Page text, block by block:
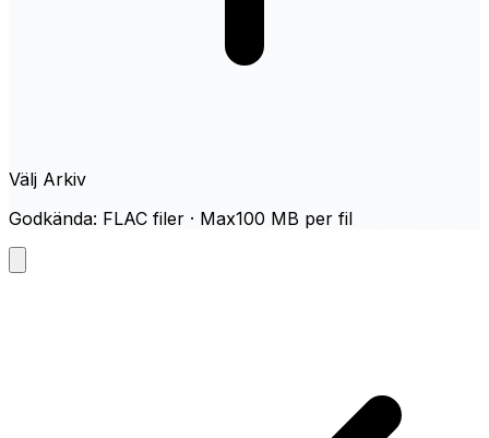
Välj Arkiv
Godkända: FLAC filer · Max100 MB per fil